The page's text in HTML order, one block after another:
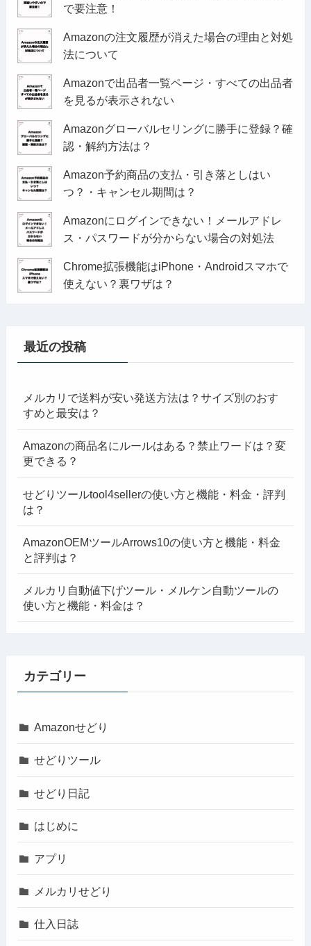
で要注意！
Amazonの注文履歴が消えた場合の理由と対処
法について
Amazonで出品者一覧ページ・すべての出品者
を見るが表示されない
Amazonグローバルセリングに勝手に登録？確
認・解約方法は？
Amazon予約商品の支払・引き落としはい
つ？・キャンセル期間は？
Amazonにログインできない！メールアドレ
ス・パスワードが分からない場合の対処法
Chrome拡張機能はiPhone・Androidスマホで
使えない？裏ワザは？
最近の投稿
メルカリで送料が安い発送方法は？サイズ別のおす
すめと最安は？
Amazonの商品名にルールはある？禁止ワードは？変
更できる？
せどりツールtool4sellerの使い方と機能・料金・評判
は？
AmazonOEMツールArrows10の使い方と機能・料金
と評判は？
メルカリ自動値下げツール・メルケン自動ツールの
使い方と機能・料金は？
カテゴリー
Amazonせどり
せどりツール
せどり日記
はじめに
アプリ
メルカリせどり
仕入日誌